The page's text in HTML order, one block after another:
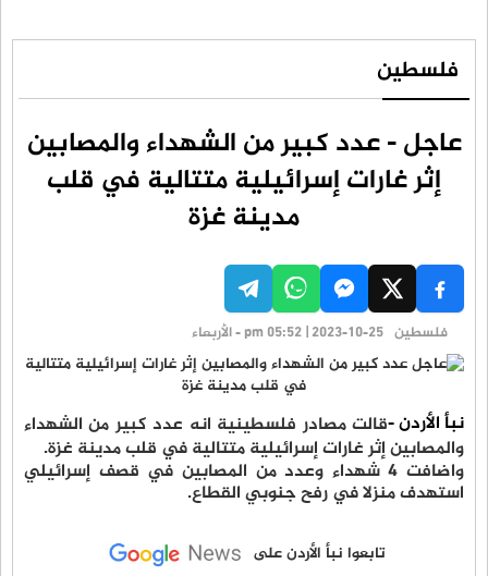
فلسطين
عاجل - عدد كبير من الشهداء والمصابين
إثر غارات إسرائيلية متتالية في قلب
مدينة غزة
فلسطين pm 05:52 | 2023-10-25 - الأربعاء
نبأ الأردن -قالت مصادر فلسطينية انه عدد كبير من الشهداء
والمصابين إثر غارات إسرائيلية متتالية في قلب مدينة غزة.
واضافت 4 شهداء وعدد من المصابين في قصف إسرائيلي
استهدف منزلا في رفح جنوبي القطاع.
تابعوا نبأ الأردن على